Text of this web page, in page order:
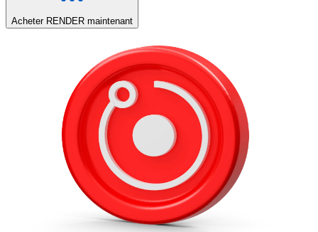
Acheter RENDER maintenant